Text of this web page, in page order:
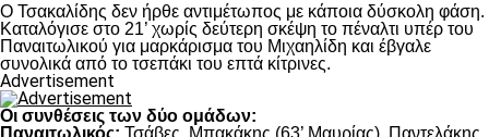
Ο Τσακαλίδης δεν ήρθε αντιμέτωπος με κάποια δύσκολη φάση.
Καταλόγισε στο 21’ χωρίς δεύτερη σκέψη το πέναλτι υπέρ του
Παναιτωλικού για μαρκάρισμα του Μιχαηλίδη και έβγαλε
συνολικά από το τσεπάκι του επτά κίτρινες.
Advertisement
Οι συνθέσεις των δύο ομάδων:
Παναιτωλικός: Τσάβες, Μπακάκης (63’ Μαυρίας), Παντελάκης,